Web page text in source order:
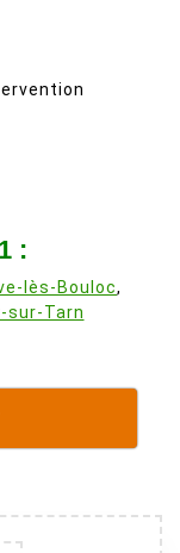
:
lès-Bouloc,
sur-Tarn